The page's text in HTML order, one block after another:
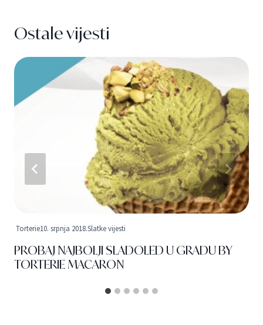
Ostale vijesti
PROBAJ NAJBOLJI SLADOLED U GRADU BY
TORTERIE MACARON
Torterie10. srpnja 2018.Slatke vijesti